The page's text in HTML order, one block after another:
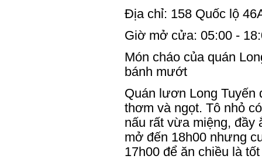
Địa chỉ: 158 Quốc lộ
Giờ mở cửa: 05:00 -
Món cháo của quán
bánh mướt
Quán lươn Long Tuyến
thơm và ngọt. Tô nhỏ
nấu rất vừa miệng, đầy
mở đến 18h00 nhưng
17h00 để ăn chiều là